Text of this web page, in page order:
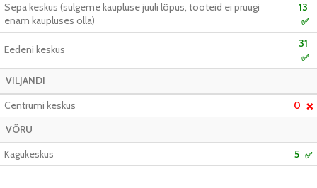
Sepa keskus (sulgeme kaupluse juuli lõpus, tooteid ei pruugi
enam kaupluses olla)
13
✅
Eedeni keskus 31
✅
VILJANDI
Centrumi keskus
0 ❌
VÕRU
Kagukeskus
5 ✅